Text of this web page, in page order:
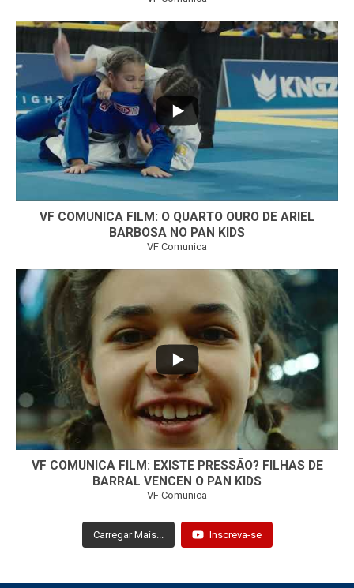
...
VF COMUNICA FILM: O QUARTO OURO DE ARIEL
BARBOSA NO PAN KIDS
VF Comunica
...
32
VF COMUNICA FILM: EXISTE PRESSÃO? FILHAS DE
BARRAL VENCEN O PAN KIDS
VF Comunica
Carregar Mais... Inscreva-se